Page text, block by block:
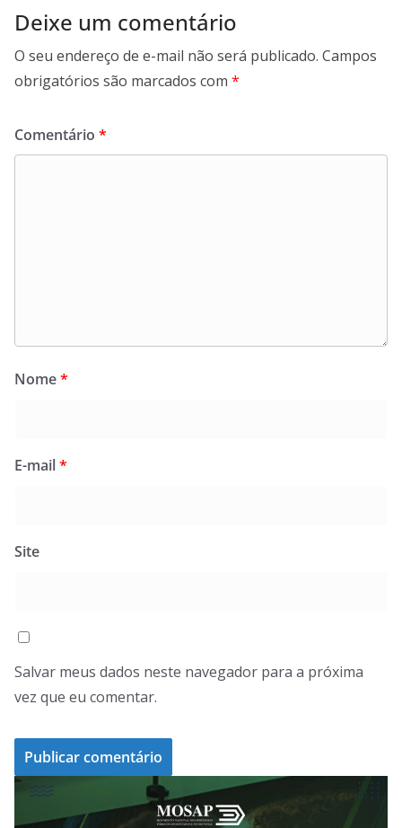
Deixe um comentário
O seu endereço de e-mail não será publicado. Campos
obrigatórios são marcados com *
Comentário *
Nome*
E-mail*
Site
Salvar meus dados neste navegador para a próxima
vez que eu comentar.